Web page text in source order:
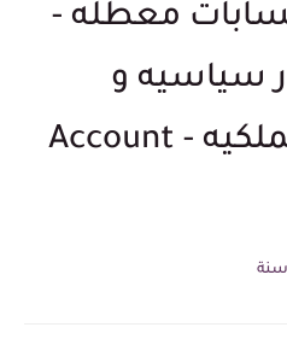
معطله -
سياسيه و
إنتهاك حقوق الملكيه - Account